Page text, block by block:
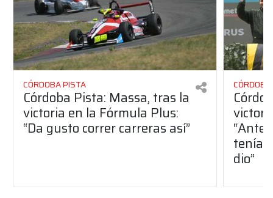
CÓRDOBA PISTA
Córdoba Pista: Massa, tras la
victoria en la Fórmula Plus:
“Da gusto correr carreras así”
dio”